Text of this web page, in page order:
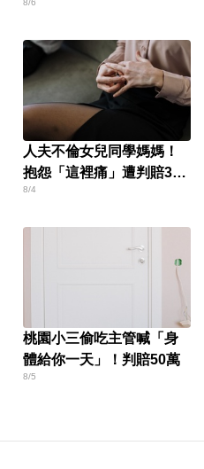
8/6
人夫不倫女兒同學媽媽！
抱怨「這裡痛」遭判賠30
萬
8/4
桃園小三偷吃主管喊「身
體給你一天」！判賠50萬
8/5